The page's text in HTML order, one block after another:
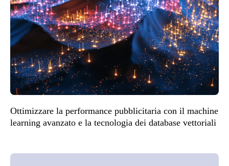
Ottimizzare la performance pubblicitaria con il machine
learning avanzato e la tecnologia dei database vettoriali